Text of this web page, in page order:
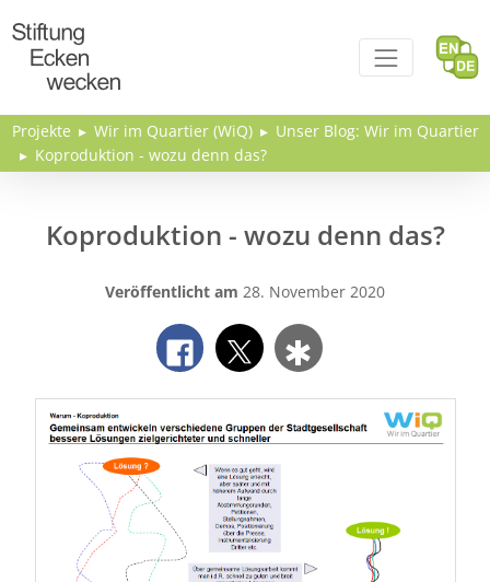
Projekte Wir im Quartier (WiQ)
Unser Blog: Wir im Quartier
Koproduktion - wozu denn das?
Koproduktion - wozu denn das?
Veröffentlicht am 28. November 2020